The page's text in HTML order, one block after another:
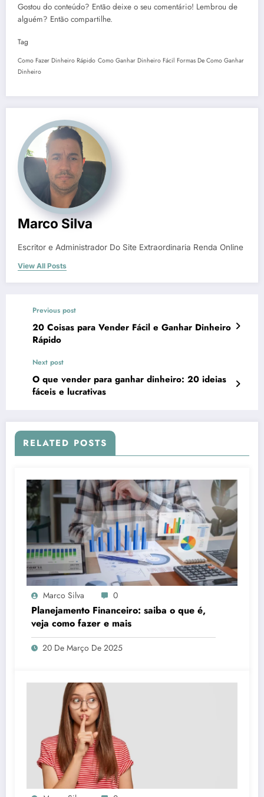
Gostou do conteúdo? Então deixe o seu comentário! Lembrou de
alguém? Então compartilhe.
Tag
Como Fazer Dinheiro Rápido Como Ganhar Dinheiro Fácil Formas De Como Ganhar
Dinheiro
Marco Silva
Escritor e Administrador Do Site Extraordinaria Renda Online
View All Posts
Previous post
20 Coisas para Vender Fácil e Ganhar Dinheiro
Rápido
Next post
O que vender para ganhar dinheiro: 20 ideias
fáceis e lucrativas
RELATED POSTS
Marco Silva 0
Planejamento Financeiro: saiba o que é,
veja como fazer e mais
20 De Março De 2025